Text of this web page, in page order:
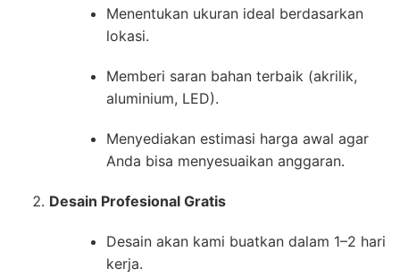
Menentukan ukuran ideal berdasarkan
lokasi.
Memberi saran bahan terbaik (akrilik,
aluminium, LED).
Menyediakan estimasi harga awal agar
Anda bisa menyesuaikan anggaran.
Desain Profesional Gratis
Desain akan kami buatkan dalam 1–2 hari
kerja.